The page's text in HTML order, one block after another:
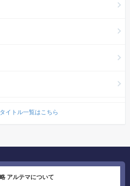
イトル一覧はこちら
アルテマについて